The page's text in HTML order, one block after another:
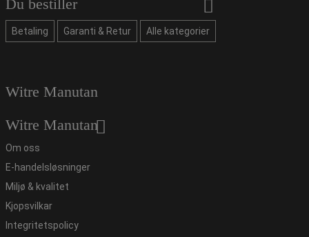
Du bestiller
Betaling Garanti & Retur Alle kategorier
Witre Manutan
Witre Manutan
Om oss
E-handelsløsninger
Miljø & kvalitet
Kjopsvilkar
Integritetspolicy